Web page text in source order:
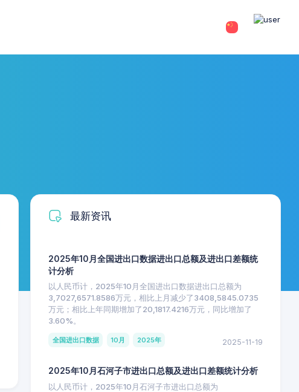
最新资讯
2025年10月全国进出口数据进出口总额及进出口差额统
计分析
以人民币计，2025年10月全国进出口数据进出口总额为
3,7027,6571.8586万元，相比上月减少了3408,5845.0735
万元；相比上年同期增加了20,1817.4216万元，同比增加了
3.60%。
全国进出口数据 10月 2025年 2025-11-19
2025年10月石河子市进出口总额及进出口差额统计分析
以人民币计，2025年10月石河子市进出口总额为